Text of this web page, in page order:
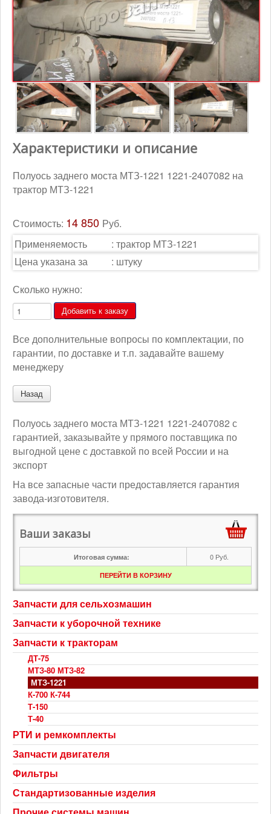
Контакты
Корзина
Характеристики и описание
Полуось заднего моста МТЗ-1221 1221-2407082 на
трактор МТЗ-1221
Стоимость: 14 850 Руб.
Применяемость
: трактор МТЗ-1221
Цена указана за
: штуку
Сколько нужно:
Все дополнительные вопросы по комплектации, по
гарантии, по доставке и т.п. задавайте вашему
менеджеру
Полуось заднего моста МТЗ-1221 1221-2407082 с
гарантией, заказывайте у прямого поставщика по
выгодной цене с доставкой по всей России и на
экспорт
На все запасные части предоставляется гарантия
завода-изготовителя.
Ваши заказы
Итоговая сумма: 0 Руб.
ПЕРЕЙТИ В КОРЗИНУ
Запчасти для сельхозмашин
Запчасти к уборочной технике
Запчасти к тракторам
ДТ-75
МТЗ-80 МТЗ-82
МТЗ-1221
К-700 К-744
Т-150
Т-40
РТИ и ремкомплекты
Запчасти двигателя
Фильтры
Стандартизованные изделия